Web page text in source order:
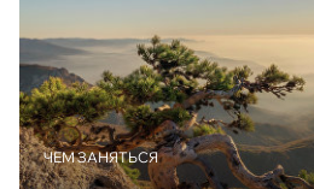
ЧЕМ ЗАНЯТЬСЯ